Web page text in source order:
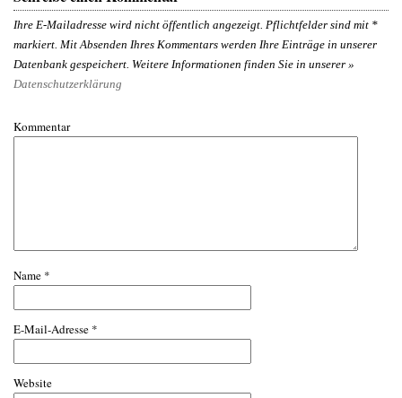
Ihre E-Mailadresse wird nicht öffentlich angezeigt. Pflichtfelder sind mit *
markiert. Mit Absenden Ihres Kommentars werden Ihre Einträge in unserer
Datenbank gespeichert. Weitere Informationen finden Sie in unserer »
Datenschutzerklärung
Kommentar
Name *
E-Mail-Adresse *
Website